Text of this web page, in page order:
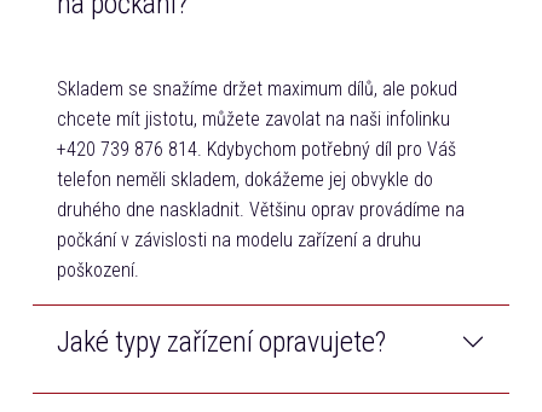
Skladem se snažíme držet maximum dílů, ale pokud
chcete mít jistotu, můžete zavolat na naši infolinku
+420 739 876 814. Kdybychom potřebný díl pro Váš
telefon neměli skladem, dokážeme jej obvykle do
druhého dne naskladnit. Většinu oprav provádíme na
počkání v závislosti na modelu zařízení a druhu
poškození.
Jaké typy zařízení opravujete?